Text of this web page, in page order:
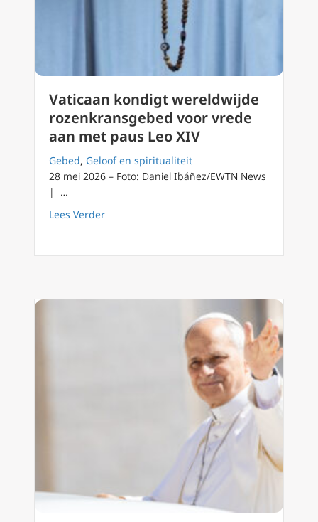
Vaticaan kondigt wereldwijde
rozenkransgebed voor vrede
aan met paus Leo XIV
Gebed, Geloof en spiritualiteit
28 mei 2026 – Foto: Daniel Ibáñez/EWTN News
| …
Lees Verderabout Vaticaan kondigt wereldwijde